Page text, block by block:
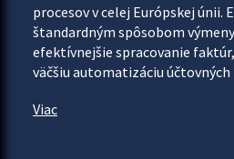
procesov v celej Európskej
štandardným spôsobom
efektívnejšie spracovanie
väčšiu automatizáciu
Viac